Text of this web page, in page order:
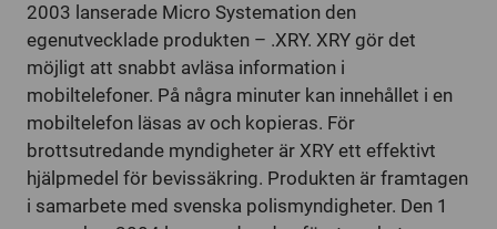
2003 lanserade Micro Systemation den
egenutvecklade produkten – .XRY. XRY gör det
möjligt att snabbt avläsa information i
mobiltelefoner. På några minuter kan innehållet i en
mobiltelefon läsas av och kopieras. För
brottsutredande myndigheter är XRY ett effektivt
hjälpmedel för bevissäkring. Produkten är framtagen
i samarbete med svenska polismyndigheter. Den 1